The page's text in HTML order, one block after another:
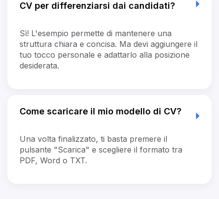
CV per differenziarsi dai candidati?
Sì! L'esempio permette di mantenere una
struttura chiara e concisa. Ma devi aggiungere il
tuo tocco personale e adattarlo alla posizione
desiderata.
Come scaricare il mio modello di CV?
Una volta finalizzato, ti basta premere il
pulsante "Scarica" e scegliere il formato tra
PDF, Word o TXT.